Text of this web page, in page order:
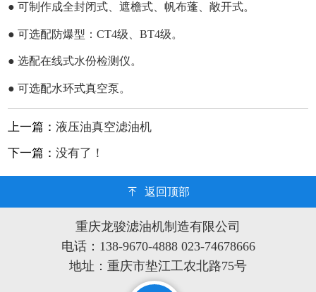
● 可制作成全封闭式、遮檐式、帆布蓬、敞开式。
● 可选配防爆型：CT4级、BT4级。
● 选配在线式水份检测仪。
● 可选配水环式真空泵。
上一篇：液压油真空滤油机
下一篇：没有了！
返回顶部
重庆龙骏滤油机制造有限公司
电话：138-9670-4888 023-74678666
地址：重庆市垫江工农北路75号